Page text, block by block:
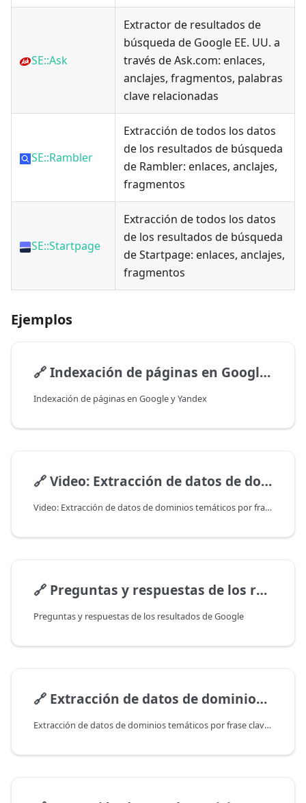
SE::Ask
Extractor de resultados de
búsqueda de Google EE. UU. a
través de Ask.com: enlaces,
anclajes, fragmentos, palabras
clave relacionadas
SE::Rambler
Extracción de todos los datos
de los resultados de búsqueda
de Rambler: enlaces, anclajes,
fragmentos
SE::Startpage
Extracción de todos los datos
de los resultados de búsqueda
de Startpage: enlaces, anclajes,
fragmentos
Ejemplos
🔗Indexación de páginas en Google y Yandex
Indexación de páginas en Google y Yandex
🔗Video: Extracción de datos de dominios temáticos por frase clave desde Google
Video: Extracción de datos de dominios temáticos por frase clave desde Google
🔗 Preguntas y respuestas de los resultados de Google
Preguntas y respuestas de los resultados de Google
🔗 Extracción de datos de dominios temáticos por frase clave desde Google y obtención de varios parámetros de dominio
Extracción de datos de dominios temáticos por frase clave desde Google y obtención de varios parámetros de dominio